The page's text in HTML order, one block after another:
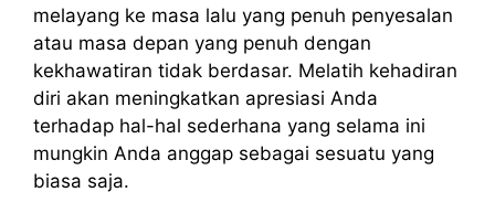
melayang ke masa lalu yang penuh penyesalan
atau masa depan yang penuh dengan
kekhawatiran tidak berdasar. Melatih kehadiran
diri akan meningkatkan apresiasi Anda
terhadap hal-hal sederhana yang selama ini
mungkin Anda anggap sebagai sesuatu yang
biasa saja.